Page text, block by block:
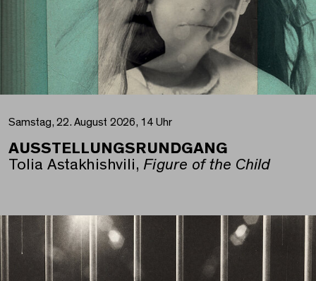
Samstag, 22. August 2026, 14 Uhr
AUSSTELLUNGSRUNDGANG
Tolia Astakhishvili, Figure of the Child